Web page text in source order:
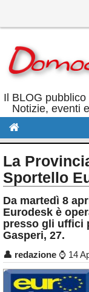
Il BLOG
Notizie, eventi
Politica
Sport
Eventi
Rubriche
Calendario
Annunci
La
Sportello
Da martedì 8
Eurodesk è
presso gli uffici
Gasperi, 27.
👤 redazione ⌚ 14